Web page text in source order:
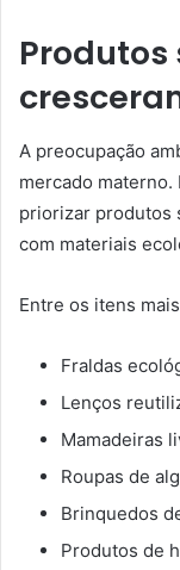
A preocupação
mercado materno.
priorizar produtos
com materiais
Entre os itens
Fraldas
Lenços
Mamadeiras
Roupas de
Brinquedos
Produtos de